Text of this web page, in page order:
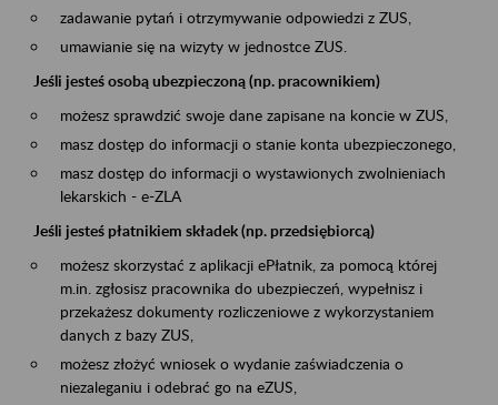
zadawanie pytań i otrzymywanie odpowiedzi z ZUS,
umawianie się na wizyty w jednostce ZUS.
Jeśli jesteś osobą ubezpieczoną (np. pracownikiem)
możesz sprawdzić swoje dane zapisane na koncie w ZUS,
masz dostęp do informacji o stanie konta ubezpieczonego,
masz dostęp do informacji o wystawionych zwolnieniach
lekarskich - e-ZLA
Jeśli jesteś płatnikiem składek (np. przedsiębiorcą)
możesz skorzystać z aplikacji ePłatnik, za pomocą której
m.in. zgłosisz pracownika do ubezpieczeń, wypełnisz i
przekażesz dokumenty rozliczeniowe z wykorzystaniem
danych z bazy ZUS,
możesz złożyć wniosek o wydanie zaświadczenia o
niezaleganiu i odebrać go na eZUS,